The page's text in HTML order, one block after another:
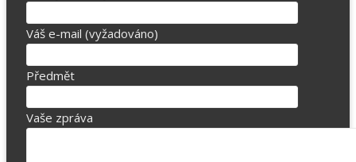
Váš e-mail (vyžadováno)
Předmět
Vaše zpráva